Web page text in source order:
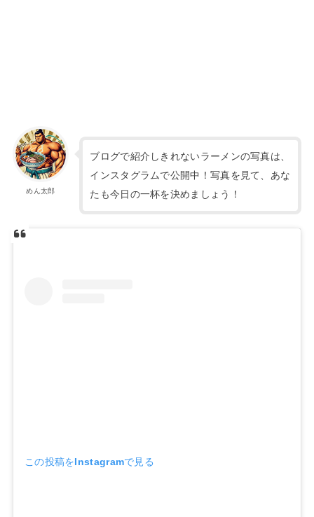
めん太郎
ブログで紹介しきれないラーメンの写真は、
インスタグラムで公開中！写真を見て、あな
たも今日の一杯を決めましょう！
この投稿をInstagramで見る